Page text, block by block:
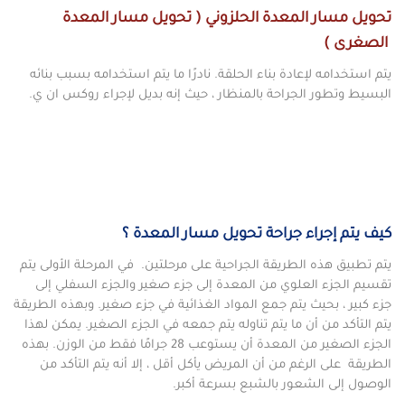
تحويل مسار المعدة الحلزوني ( تحويل مسار المعدة
الصغرى )
يتم استخدامه لإعادة بناء الحلقة. نادرًا ما يتم استخدامه بسبب بنائه
البسيط وتطور الجراحة بالمنظار ، حيث إنه بديل لإجراء روكس ان ي.
كيف يتم إجراء جراحة تحويل مسار المعدة ؟
يتم تطبيق هذه الطريقة الجراحية على مرحلتين. في المرحلة الأولى يتم
تقسيم الجزء العلوي من المعدة إلى جزء صغير والجزء السفلي إلى
جزء كبير ، بحيث يتم جمع المواد الغذائية في جزء صغير. وبهذه الطريقة
يتم التأكد من أن ما يتم تناوله يتم جمعه في الجزء الصغير. يمكن لهذا
الجزء الصغير من المعدة أن يستوعب 28 جرامًا فقط من الوزن. بهذه
الطريقة على الرغم من أن المريض يأكل أقل ، إلا أنه يتم التأكد من
الوصول إلى الشعور بالشبع بسرعة أكبر.